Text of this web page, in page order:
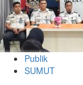
Publik
SUMUT